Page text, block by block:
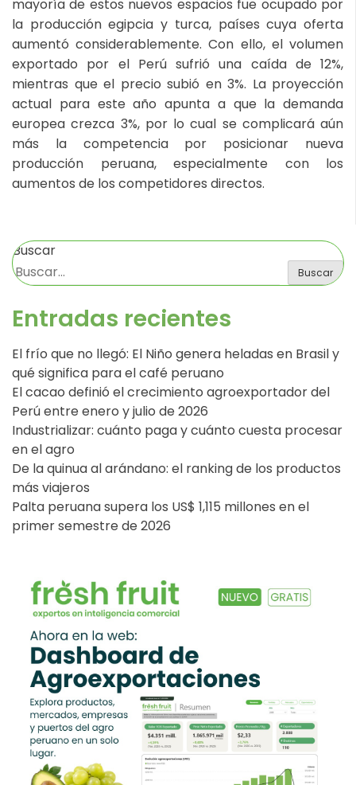
mayoría de estos nuevos espacios fue ocupado por
la producción egipcia y turca, países cuya oferta
aumentó considerablemente. Con ello, el volumen
exportado por el Perú sufrió una caída de 12%,
mientras que el precio subió en 3%. La proyección
actual para este año apunta a que la demanda
europea crezca 3%, por lo cual se complicará aún
más la competencia por posicionar nueva
producción peruana, especialmente con los
aumentos de los competidores directos.
Buscar
Buscar
Entradas recientes
El frío que no llegó: El Niño genera heladas en Brasil y
qué significa para el café peruano
El cacao definió el crecimiento agroexportador del
Perú entre enero y julio de 2026
Industrializar: cuánto paga y cuánto cuesta procesar
en el agro
De la quinua al arándano: el ranking de los productos
más viajeros
Palta peruana supera los US$ 1,115 millones en el
primer semestre de 2026